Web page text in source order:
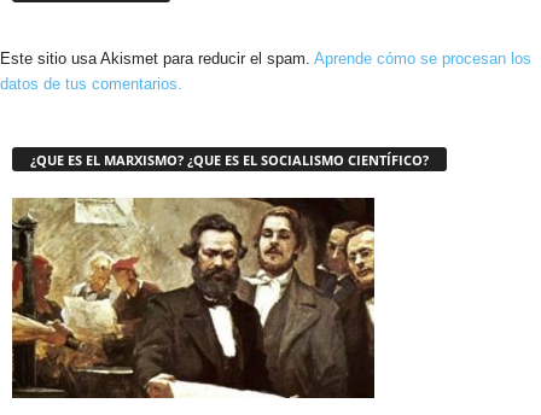
Este sitio usa Akismet para reducir el spam. Aprende cómo se procesan los
datos de tus comentarios.
¿QUE ES EL MARXISMO? ¿QUE ES EL SOCIALISMO CIENTÍFICO?